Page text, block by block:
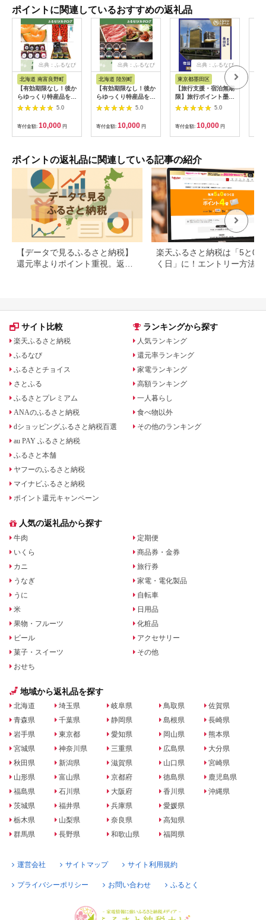
ポイントに関連しているおすすめの返礼品
出典：ふるなび
北海道 南富良野町
【有効期限なし！後か
らゆっくり特産品を選
べる】北海道南富良野
町カタログポイント
5.0
寄付金額: 10,000 円
出典：ふるなび
北海道 陸別町
【有効期限なし！後か
らゆっくり特産品を選
べる】北海道陸別町カ
タログポイント
5.0
寄付金額: 10,000 円
出典：ふるなび
東京都墨田区
【旅行支援・宿泊無期
限】旅行ポイント墨田
区ふるなびトラベルポ
5.0
寄付金額: 10,000 円
ポイントの返礼品に関連している記事の紹介
【データで見るふるさと納税】
還元率よりポイント重視。返礼
楽天ふるさと納税は「5と0
く日」に！エントリー方法や
サイト比較
楽天ふるさと納税
ふるなび
ふるさとチョイス
さとふる
ふるさとプレミアム
ANAのふるさと納税
dショッピングふるさと納税百選
au PAY ふるさと納税
ふるさと本舗
ヤフーのふるさと納税
マイナビふるさと納税
ポイント還元キャンペーン
ランキングから探す
人気ランキング
還元率ランキング
家電ランキング
高額ランキング
一人暮らし
食べ物以外
その他のランキング
人気の返礼品から探す
牛肉
いくら
カニ
うなぎ
うに
米
果物・フルーツ
ビール
菓子・スイーツ
おせち
定期便
商品券・金券
旅行券
家電・電化製品
自転車
日用品
化粧品
アクセサリー
その他
地域から返礼品を探す
北海道
青森県
岩手県
宮城県
秋田県
山形県
福島県
茨城県
栃木県
群馬県
埼玉県
千葉県
東京都
神奈川県
新潟県
富山県
石川県
福井県
山梨県
長野県
岐阜県
静岡県
愛知県
三重県
滋賀県
京都府
大阪府
兵庫県
奈良県
和歌山県
鳥取県
島根県
岡山県
広島県
山口県
徳島県
香川県
愛媛県
高知県
福岡県
佐賀県
長崎県
熊本県
大分県
宮崎県
鹿児島県
沖縄県
運営会社 サイトマップ サイト利用規約
プライバシーポリシー お問い合わせ ふるとく